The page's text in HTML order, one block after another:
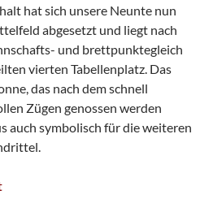
hat sich unsere Neunte nun
abgesetzt und liegt nach
und brettpunktegleich
vierten Tabellenplatz. Das
das nach dem schnell
Zügen genossen werden
auch symbolisch für die weiteren